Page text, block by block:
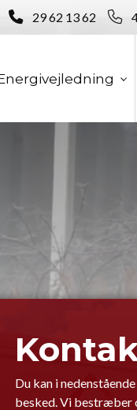
29 62 13 62
Du kan i
besked. Vi bestræber